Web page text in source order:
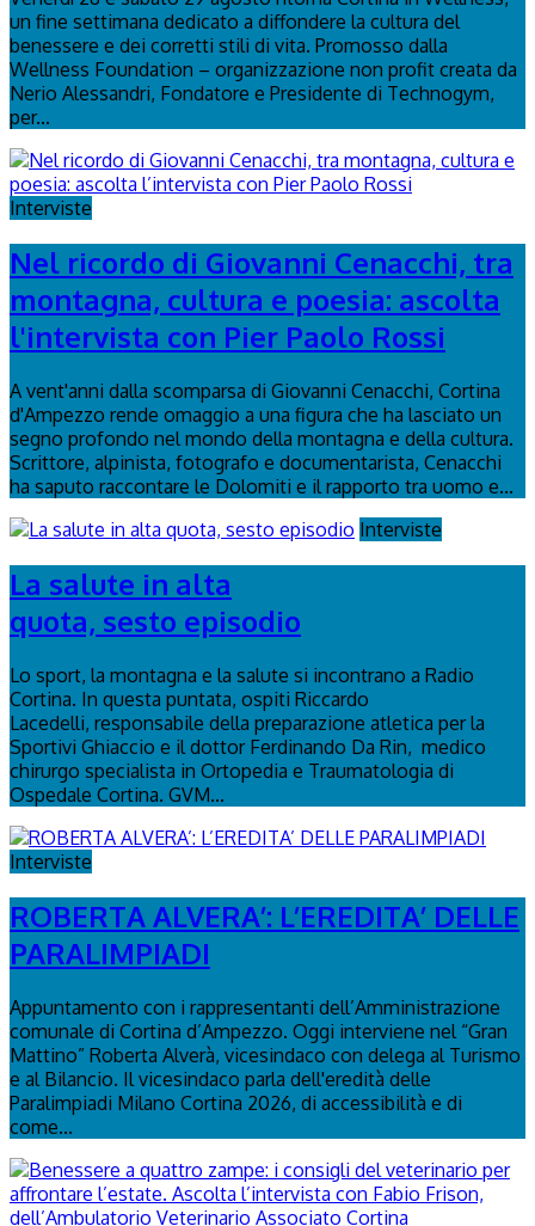
un fine settimana dedicato a diffondere la cultura del
benessere e dei corretti stili di vita. Promosso dalla
Wellness Foundation – organizzazione non profit creata da
Nerio Alessandri, Fondatore e Presidente di Technogym,
per...
Interviste
Nel ricordo di Giovanni Cenacchi, tra
montagna, cultura e poesia: ascolta
l'intervista con Pier Paolo Rossi
A vent'anni dalla scomparsa di Giovanni Cenacchi, Cortina
d'Ampezzo rende omaggio a una figura che ha lasciato un
segno profondo nel mondo della montagna e della cultura.
Scrittore, alpinista, fotografo e documentarista, Cenacchi
ha saputo raccontare le Dolomiti e il rapporto tra uomo e...
Interviste
La salute in alta
quota, sesto episodio
Lo sport, la montagna e la salute si incontrano a Radio
Cortina. In questa puntata, ospiti Riccardo
Lacedelli, responsabile della preparazione atletica per la
Sportivi Ghiaccio e il dottor Ferdinando Da Rin, medico
chirurgo specialista in Ortopedia e Traumatologia di
Ospedale Cortina. GVM...
Interviste
ROBERTA ALVERA’: L’EREDITA’ DELLE
PARALIMPIADI
Appuntamento con i rappresentanti dell’Amministrazione
comunale di Cortina d’Ampezzo. Oggi interviene nel “Gran
Mattino” Roberta Alverà, vicesindaco con delega al Turismo
e al Bilancio. Il vicesindaco parla dell'eredità delle
Paralimpiadi Milano Cortina 2026, di accessibilità e di
come...